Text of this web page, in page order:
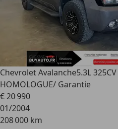
Chevrolet Avalanche5.3L
HOMOLOGUE/ Garantie
€ 20 990
01/2004
208 000 km